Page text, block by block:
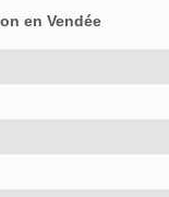
en Vendée